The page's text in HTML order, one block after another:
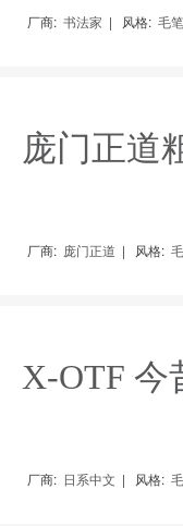
厂商: 书法家 | 风格: 毛笔
庞门正道
厂商: 庞门正道 | 风格:
X-OTF 今
厂商: 日系中文 | 风格: